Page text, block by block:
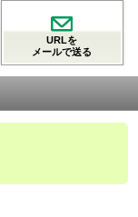
URLを
メールで送る